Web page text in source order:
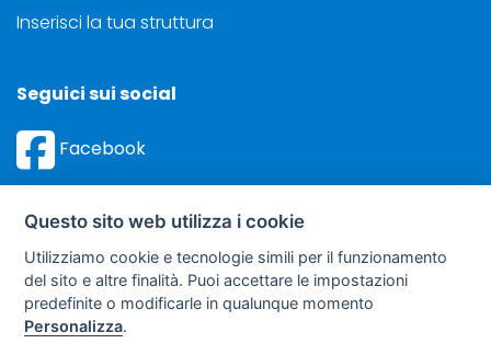
Inserisci la tua struttura
Seguici sui social
Facebook
©Sviluppo Turismo Italia S.r.L. unipersonale
Questo sito web utilizza i cookie
Utilizziamo cookie e tecnologie simili per il funzionamento
del sito e altre finalità. Puoi accettare le impostazioni
predefinite o modificarle in qualunque momento
Personalizza.